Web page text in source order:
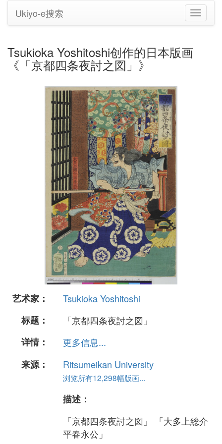
切
换
Ukiyo-e搜索
Tsukioka Yoshitoshi创作的日本版画
《「京都四条夜討之図」》
艺术家：
Tsukioka Yoshitoshi
标题：
「京都四条夜討之図」
详情：
更多信息...
来源：
Ritsumeikan University
浏览所有12,298幅版画...
描述：
「京都四条夜討之図」 「大多上総介
平春永公」